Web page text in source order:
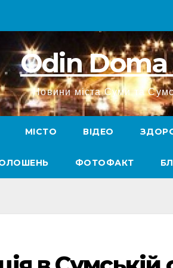
Odin
Новини міста Суми та
МІСТО ВІДЕО
ФОТОФАКТ